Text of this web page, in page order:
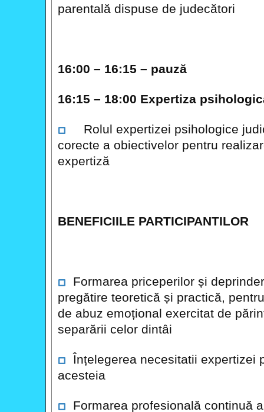
parentală dispuse de judecători
16:00 – 16:15 – pauză
16:15 – 18:00 Expertiza
Rolul expertizei psihologice
corecte a obiectivelor pentru
expertiză
BENEFICIILE PARTICIPANTILOR
Formarea priceperilor și
pregătire teoretică și practică,
de abuz emoțional exercitat de
separării celor dintâi
Înțelegerea necesitatii expertizei
acesteia
Formarea profesională continuă